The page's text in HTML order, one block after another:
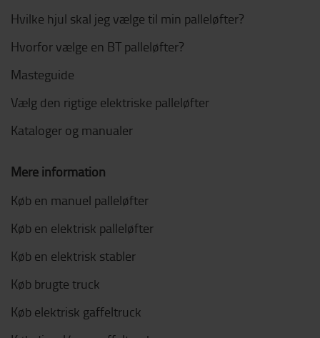
Hvilke hjul skal jeg vælge til min palleløfter?
Hvorfor vælge en BT palleløfter?
Masteguide
Vælg den rigtige elektriske palleløfter
Kataloger og manualer
Mere information
Køb en manuel palleløfter
Køb en elektrisk palleløfter
Køb en elektrisk stabler
Køb brugte truck
Køb elektrisk gaffeltruck